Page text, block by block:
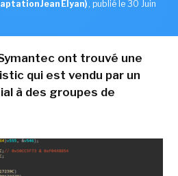
Jean Elyan) , publié le 30 Juin
ont trouvé une
qui est vendu par un
à des groupes de